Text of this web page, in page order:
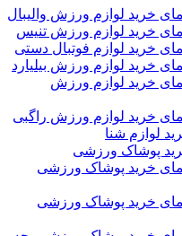
خرید لوازم ورزش والیبال
خرید لوازم ورزش تنیس
خرید لوازم فوتبال دستی
خرید لوازم ورزش بیلیارد
خرید لوازم ورزش
خرید لوازم ورزش راگبی
لوازم شنا
پوشاک ورزشی
خرید پوشاک ورزشی
خرید پوشاک ورزشی